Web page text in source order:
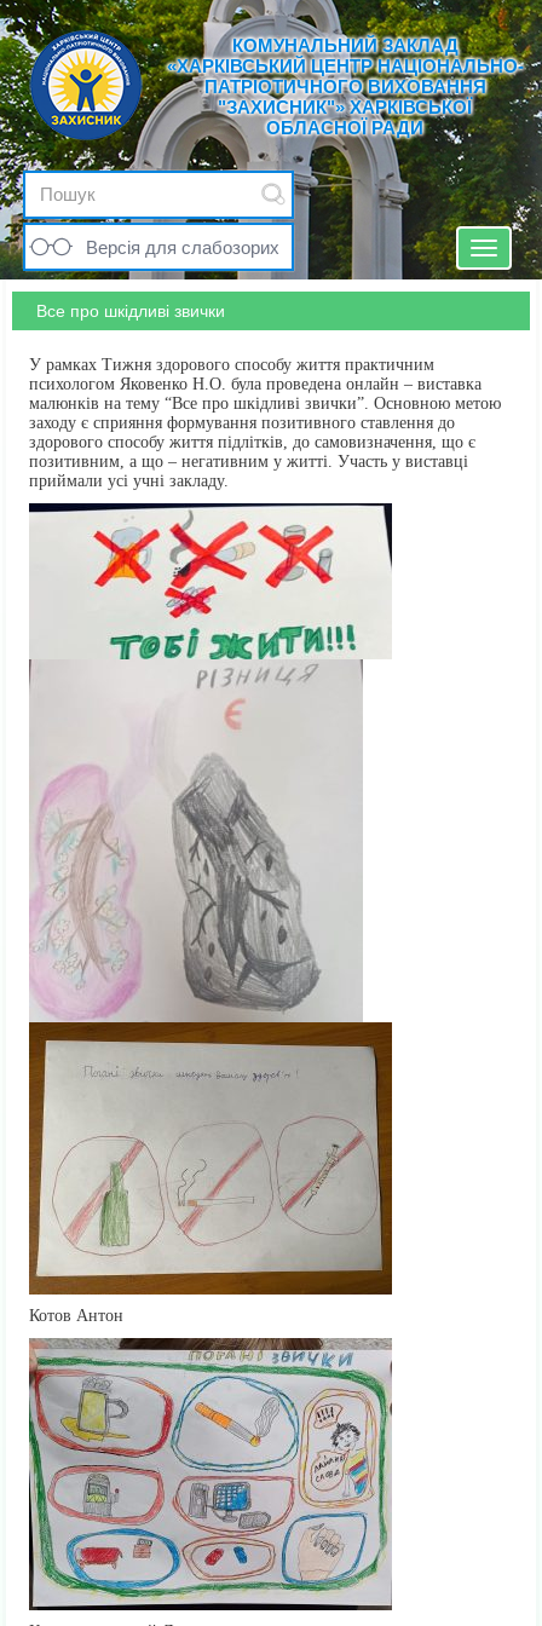
КОМУНАЛЬНИЙ ЗАКЛАД
«ХАРКІВСЬКИЙ ЦЕНТР НАЦІОНАЛЬНО-
ПАТРІОТИЧНОГО ВИХОВАННЯ
"ЗАХИСНИК"» ХАРКІВСЬКОЇ
ОБЛАСНОЇ РАДИ
Версія для слабозорих
Toggle
Все про шкідливі звички
У рамках Тижня здорового способу життя практичним
психологом Яковенко Н.О. була проведена онлайн – виставка
малюнків на тему “Все про шкідливі звички”. Основною метою
заходу є сприяння формування позитивного ставлення до
здорового способу життя підлітків, до самовизначення, що є
позитивним, а що – негативним у житті. Участь у виставці
приймали усі учні закладу.
Котов Антон